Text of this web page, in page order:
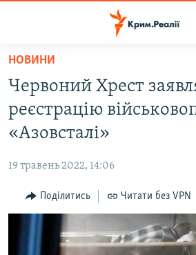
Перейти
основного
матеріалу
Перейти
до
основної
навігації
Перейти
до
пошуку
ВОДА.КРИМ
ВІДЕО ТА ФОТО
БЛОГИ
ПОГЛЯД
ІНТЕРВ'Ю
ВСЕ ЗА ДЕНЬ
НОВИНИ
Червоний Хрест
реєстрацію
«Азовсталі»
19 травень 2022, 14:06
Поділитись Читати без VPN